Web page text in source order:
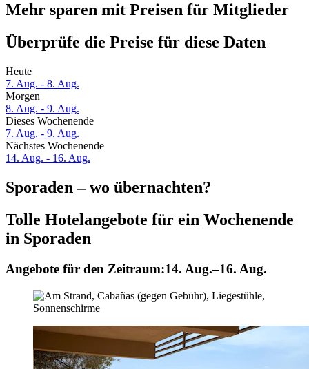
Mehr sparen mit Preisen für Mitglieder
Überprüfe die Preise für diese Daten
Heute
7. Aug. - 8. Aug.
Morgen
8. Aug. - 9. Aug.
Dieses Wochenende
7. Aug. - 9. Aug.
Nächstes Wochenende
14. Aug. - 16. Aug.
Sporaden – wo übernachten?
Tolle Hotelangebote für ein Wochenende
in Sporaden
Angebote für den Zeitraum:14. Aug.–16. Aug.